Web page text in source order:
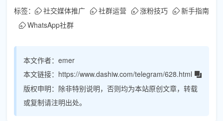
标签： 社交媒体推广 社群运营 涨粉技巧
新手指南
WhatsApp社群
本文作者： emer
本文链接： https://www.dashiw.com/telegram/628.html
版权申明： 除非特别说明，否则均为本站原创文章，转载
或复制请注明出处。